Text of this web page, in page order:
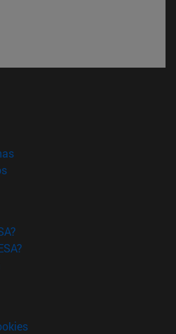
ventana)
(abre en nueva ventana)
(abre en nueva ventana)